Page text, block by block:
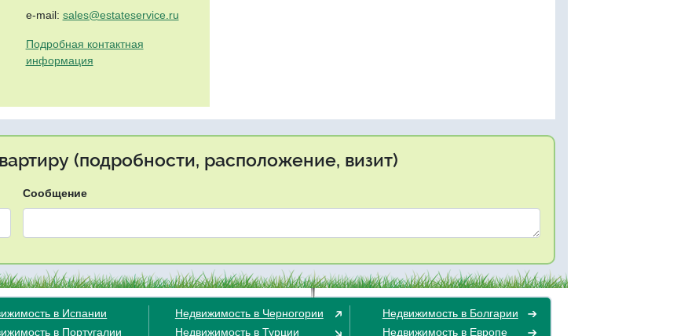
e-mail: sales@estateservice.ru
Подробная контактная
информация
(подробности, расположение, визит)
Сообщение
в Испании
в Португалии
Недвижимость в Черногории
Недвижимость в Турции
Недвижимость в Болгарии
Недвижимость в Европе